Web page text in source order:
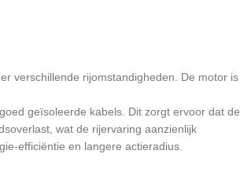
verschillende rijomstandigheden. De motor is
geïsoleerde kabels. Dit zorgt ervoor dat de
wat de rijervaring aanzienlijk
efficiëntie en langere actieradius.